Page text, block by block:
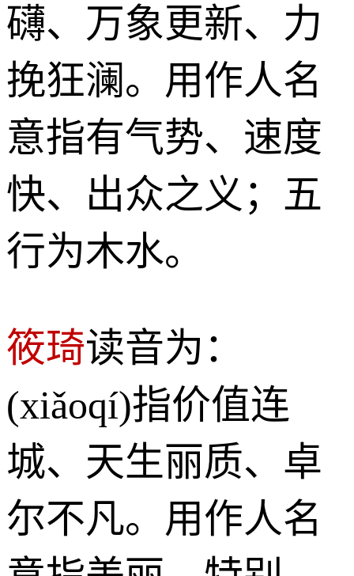
礴、万象更新、力
挽狂澜。用作人名
意指有气势、速度
快、出众之义；五
行为木水。
筱琦读音为：
(xiǎoqí)指价值连
城、天生丽质、卓
尔不凡。用作人名